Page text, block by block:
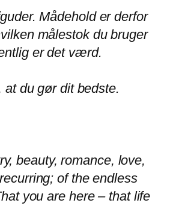
Mådehold er derfor
målestok du bruger
er det værd.
du gør dit bedste.
beauty, romance, love,
of the endless
you are here – that life